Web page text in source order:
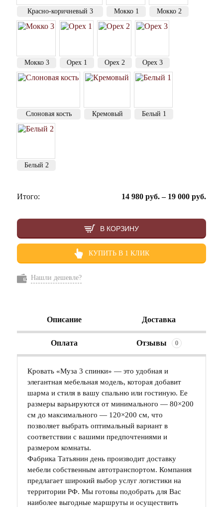
Красно-коричневый 3 Мокко 1 Мокко 2
Мокко 3 Орех 1 Орех 2 Орех 3
Слоновая кость Кремовый Белый 1
Белый 2
Итого: 14 980 руб.– 19 000 руб.
В КОРЗИНУ
КУПИТЬ В 1 КЛИК
Нашли дешевле?
Описание Доставка
Оплата Отзывы 0
Кровать «Муза 3 спинки» — это удобная и
элегантная мебельная модель, которая добавит
шарма и стиля в вашу спальню или гостиную. Ее
размеры варьируются от минимального — 80×200
см до максимального — 120×200 см, что
позволяет выбрать оптимальный вариант в
соответствии с вашими предпочтениями и
размером комнаты.
Фабрика Татьянин день производит доставку
мебели собственным автотранспортом. Компания
предлагает широкий выбор услуг логистики на
территории РФ. Мы готовы подобрать для Вас
наиболее выгодные маршруты и осуществить